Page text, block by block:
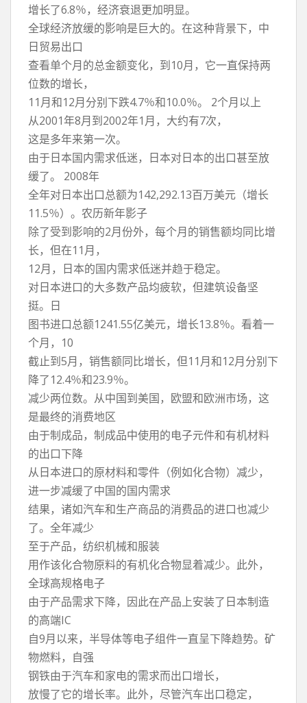
增长了6.8％，经济衰退更加明显。
全球经济放缓的影响是巨大的。在这种背景下，中
日贸易出口
查看单个月的总金额变化，到10月，它一直保持两
位数的增长，
11月和12月分别下跌4.7％和10.0％。 2个月以上
从2001年8月到2002年1月，大约有7次，
这是多年来第一次。
由于日本国内需求低迷，日本对日本的出口甚至放
缓了。 2008年
全年对日本出口总额为142,292.13百万美元（增长
11.5％）。农历新年影子
除了受到影响的2月份外，每个月的销售额均同比增
长，但在11月，
12月，日本的国内需求低迷并趋于稳定。
对日本进口的大多数产品均疲软，但建筑设备坚
挺。日
图书进口总额1241.55亿美元，增长13.8％。看着一
个月，10
截止到5月，销售额同比增长，但11月和12月分别下
降了12.4％和23.9％。
减少两位数。从中国到美国，欧盟和欧洲市场，这
是最终的消费地区
由于制成品，制成品中使用的电子元件和有机材料
的出口下降
从日本进口的原材料和零件（例如化合物）减少，
进一步减缓了中国的国内需求
结果，诸如汽车和生产商品的消费品的进口也减少
了。全年减少
至于产品，纺织机械和服装
用作该化合物原料的有机化合物显着减少。此外，
全球高规格电子
由于产品需求下降，因此在产品上安装了日本制造
的高端IC
自9月以来，半导体等电子组件一直呈下降趋势。矿
物燃料，自强
钢铁由于汽车和家电的需求而出口增长，
放慢了它的增长率。此外，尽管汽车出口稳定，